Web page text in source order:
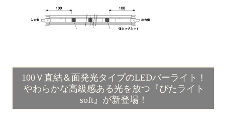
100Ｖ直結＆面発光タイプのLEDバーライト！
やわらかな高級感ある光を放つ『ぴたライト
soft』が新登場！